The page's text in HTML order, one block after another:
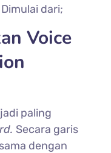
Dimulai dari;
Voice
paling
Secara garis
dengan